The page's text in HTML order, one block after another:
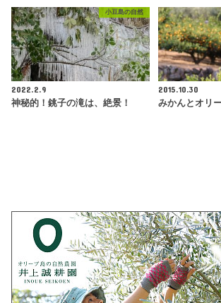
小豆島の自然
2022.2.9
神秘的！銚子の滝は、絶景！
2015.10.30
みかんとオリ